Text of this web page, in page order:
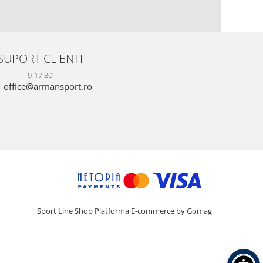
CLIENTI
9-17:30
office@armansport.ro
Sport Line Shop Platforma E-commerce by Gomag